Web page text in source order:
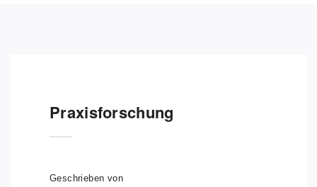
Praxisforschung
Geschrieben von